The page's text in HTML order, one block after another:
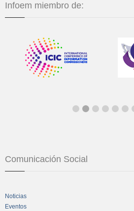
Infoem miembro de:
Comunicación Social
Noticias
Eventos